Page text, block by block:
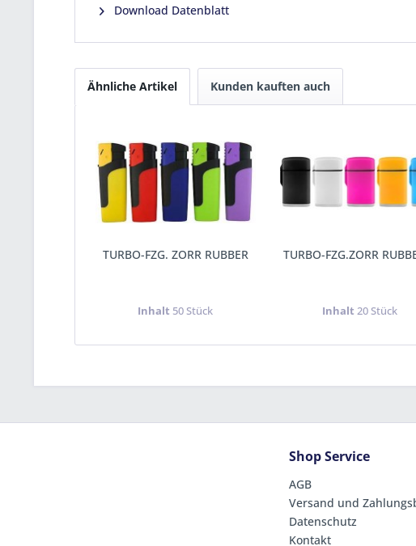
Download Datenblatt
Ähnliche Artikel Kunden kauften auch
TURBO-FZG. ZORR RUBBER
Inhalt 50 Stück
TURBO-FZG.ZORR
Inhalt 20 Stück
Shop Service
AGB
Versand und
Datenschutz
Kontakt